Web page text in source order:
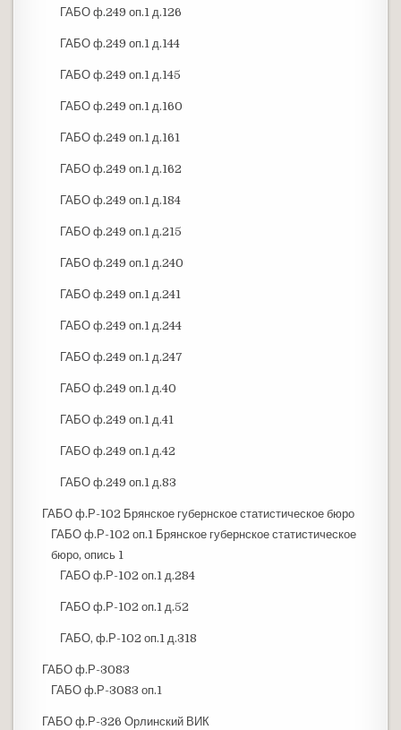
ГАБО ф.249 оп.1 д.126
ГАБО ф.249 оп.1 д.144
ГАБО ф.249 оп.1 д.145
ГАБО ф.249 оп.1 д.160
ГАБО ф.249 оп.1 д.161
ГАБО ф.249 оп.1 д.162
ГАБО ф.249 оп.1 д.184
ГАБО ф.249 оп.1 д.215
ГАБО ф.249 оп.1 д.240
ГАБО ф.249 оп.1 д.241
ГАБО ф.249 оп.1 д.244
ГАБО ф.249 оп.1 д.247
ГАБО ф.249 оп.1 д.40
ГАБО ф.249 оп.1 д.41
ГАБО ф.249 оп.1 д.42
ГАБО ф.249 оп.1 д.83
ГАБО ф.Р-102 Брянское губернское статистическое бюро
ГАБО ф.Р-102 оп.1 Брянское губернское статистическое
бюро, опись 1
ГАБО ф.Р-102 оп.1 д.284
ГАБО ф.Р-102 оп.1 д.52
ГАБО, ф.Р-102 оп.1 д.318
ГАБО ф.Р-3083
ГАБО ф.Р-3083 оп.1
ГАБО ф.Р-326 Орлинский ВИК